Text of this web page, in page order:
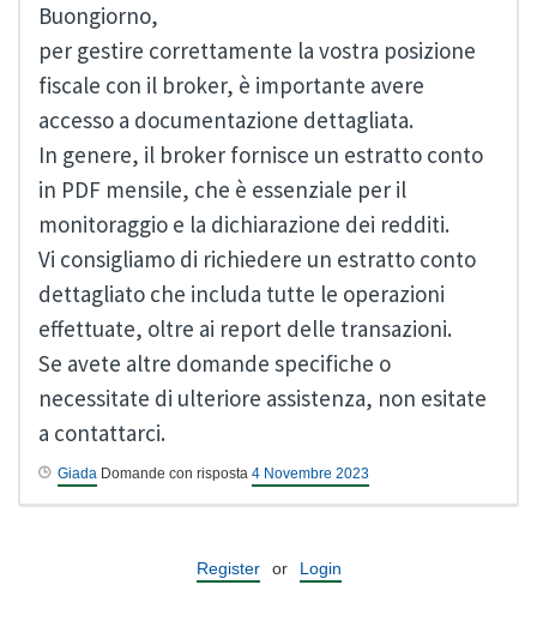
Buongiorno,
per gestire correttamente la vostra posizione
fiscale con il broker, è importante avere
accesso a documentazione dettagliata.
In genere, il broker fornisce un estratto conto
in PDF mensile, che è essenziale per il
monitoraggio e la dichiarazione dei redditi.
Vi consigliamo di richiedere un estratto conto
dettagliato che includa tutte le operazioni
effettuate, oltre ai report delle transazioni.
Se avete altre domande specifiche o
necessitate di ulteriore assistenza, non esitate
a contattarci.
Giada Domande con risposta 4 Novembre 2023
Register or Login